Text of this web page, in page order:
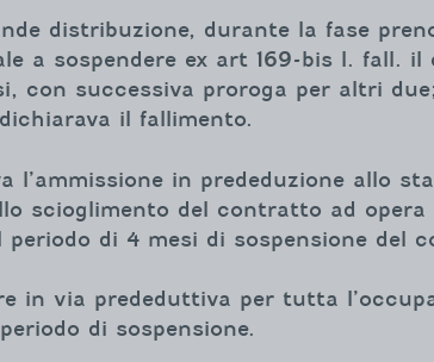
distribuzione, durante la fase
a sospendere ex art 169-bis l. fall.
con successiva proroga per altri
il fallimento.
l’ammissione in prededuzione allo
scioglimento del contratto ad
di 4 mesi di sospensione del
in via prededuttiva per tutta
di sospensione.